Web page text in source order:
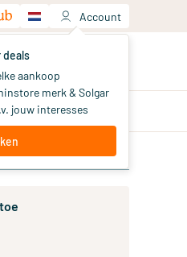
Account
deals
aankoop
merk & Solgar
jouw interesses
producten